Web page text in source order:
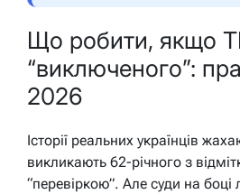
Що робити, якщо
“виключеного”:
2026
Історії реальних українців
викликають 62-річного з
“перевіркою”. Але суди на